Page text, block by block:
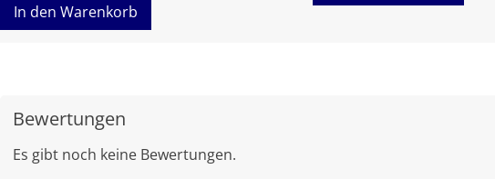
In den Warenkorb
Bewertungen
Es gibt noch keine Bewertungen.